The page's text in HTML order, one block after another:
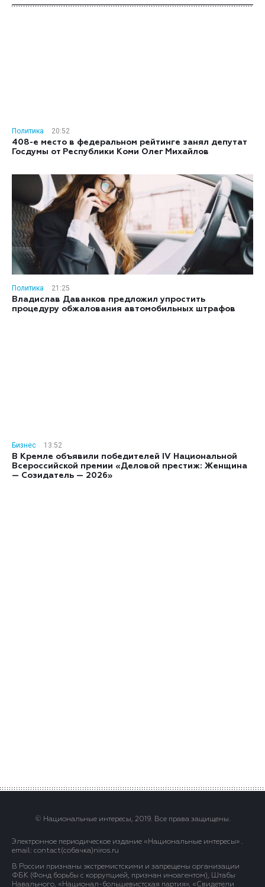
Политика
20:52
408-е место в федеральном рейтинге занял депутат
Госдумы от Республики Коми Олег Михайлов
Политика
21:25
Владислав Даванков предложил упростить
процедуру обжалования автомобильных штрафов
Бизнес
13:52
В Кремле объявили победителей IV Национальной
Всероссийской премии «Деловой престиж: Женщина
— Созидатель — 2026»
© Национальные интересы, 2019. Все права защищены.
Электронное периодическое издание «Национальные интересы» .
email: contact(сoбaчка)niros.ru
В России признаны экстремистскими и запрещены организации
ФБК (Фонд борьбы с коррупцией, признан иноагентом), Штабы
Навального, «Национал-большевистская партия», «Свидетели